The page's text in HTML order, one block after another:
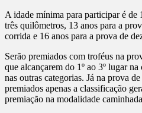
A idade mínima para participar é de
três quilômetros, 13 anos para a
corrida e 16 anos para a prova de
Serão premiados com troféus na
que alcançarem do 1º ao 3º lugar
nas outras categorias. Já na prova
premiados apenas a classificação
premiação na modalidade